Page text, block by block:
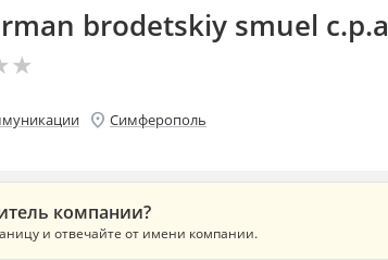
brodetskiy smuel c.p.a
★
★
location_on Симферополь
компании?
и отвечайте от имени компании.